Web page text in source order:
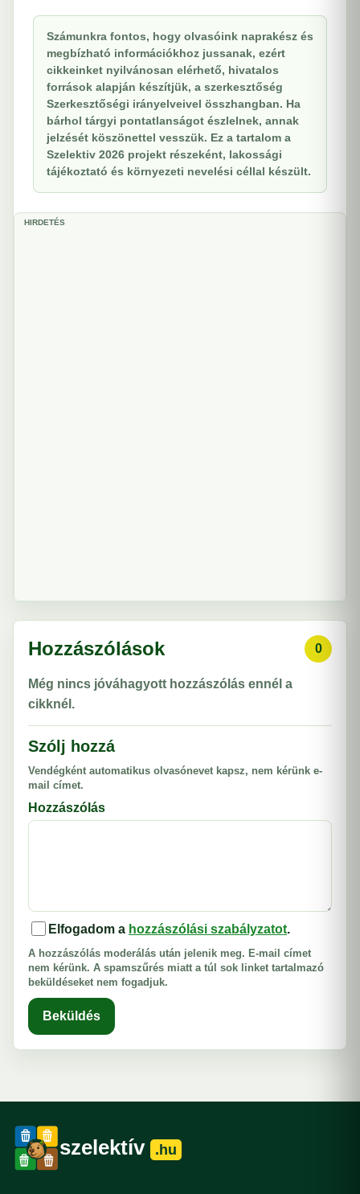
Számunkra fontos, hogy olvasóink naprakész és
megbízható információkhoz jussanak, ezért
cikkeinket nyilvánosan elérhető, hivatalos
források alapján készítjük, a szerkesztőség
Szerkesztőségi irányelveivel összhangban. Ha
bárhol tárgyi pontatlanságot észlelnek, annak
jelzését köszönettel vesszük. Ez a tartalom a
Szelektiv 2026 projekt részeként, lakossági
tájékoztató és környezeti nevelési céllal készült.
HIRDETÉS
Hozzászólások 0
Még nincs jóváhagyott hozzászólás ennél a
cikknél.
Szólj hozzá
Vendégként automatikus olvasónevet kapsz, nem kérünk e-
mail címet.
Hozzászólás
Elfogadom a hozzászólási szabályzatot.
A hozzászólás moderálás után jelenik meg. E-mail címet
nem kérünk. A spamszűrés miatt a túl sok linket tartalmazó
beküldéseket nem fogadjuk.
Beküldés
szelektív .hu